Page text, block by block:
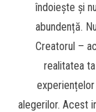
îndoiește și
abundență.
Creatorul –
realitatea
alegerilor. Acest